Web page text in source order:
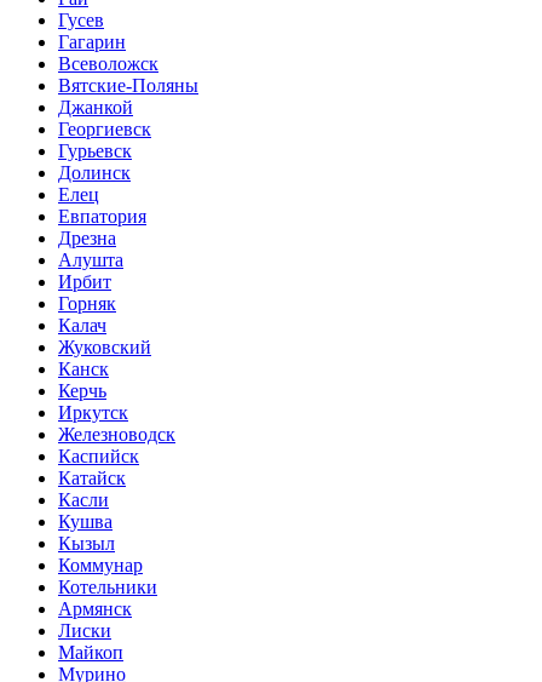
Гусев
Гагарин
Всеволожск
Вятские-Поляны
Джанкой
Георгиевск
Гурьевск
Долинск
Елец
Евпатория
Дрезна
Алушта
Ирбит
Горняк
Калач
Жуковский
Канск
Керчь
Иркутск
Железноводск
Каспийск
Катайск
Касли
Кушва
Кызыл
Коммунар
Котельники
Армянск
Лиски
Майкоп
Мурино